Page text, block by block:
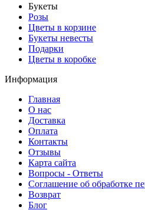
Букеты
Розы
Цветы в корзине
Букеты невесты
Подарки
Цветы в коробке
Информация
Главная
О нас
Доставка
Оплата
Контакты
Отзывы
Карта сайта
Вопросы - Ответы
Соглашение об обработке
Возврат
Блог